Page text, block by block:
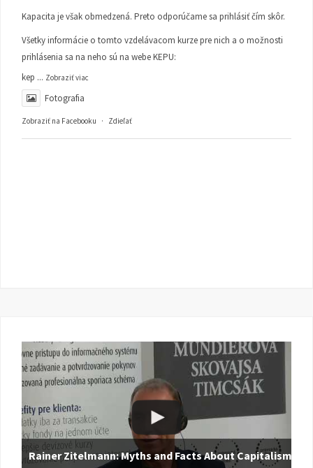
Kapacita je však obmedzená. Preto odporúčame sa prihlásiť čím skôr.
Všetky informácie o tomto vzdelávacom kurze pre nich a o možnosti
prihlásenia sa na neho sú na webe KEPU:
kep ... Zobraziť viac
Fotografia
Zobraziť na Facebooku · Zdieľať
Rainer Zitelmann: Myths and Facts About Capitalism |